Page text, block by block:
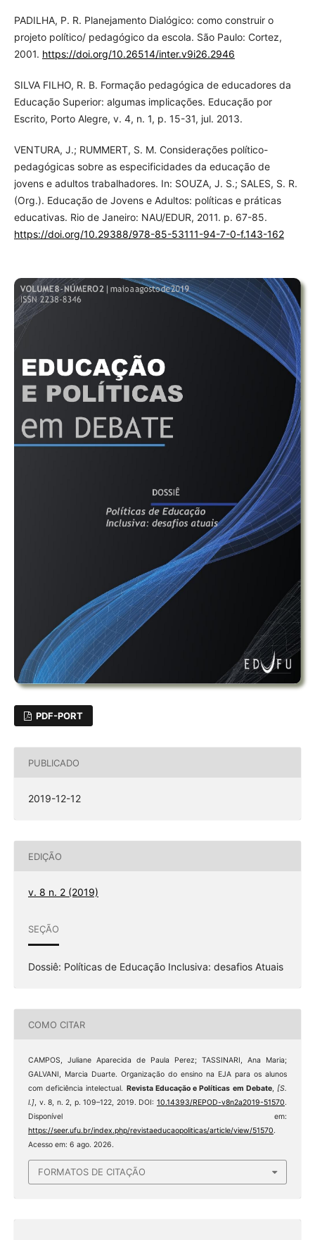
PADILHA, P. R. Planejamento Dialógico: como construir o
projeto político/ pedagógico da escola. São Paulo: Cortez,
2001. https://doi.org/10.26514/inter.v9i26.2946
SILVA FILHO, R. B. Formação pedagógica de educadores da
Educação Superior: algumas implicações. Educação por
Escrito, Porto Alegre, v. 4, n. 1, p. 15-31, jul. 2013.
VENTURA, J.; RUMMERT, S. M. Considerações político-
pedagógicas sobre as especificidades da educação de
jovens e adultos trabalhadores. In: SOUZA, J. S.; SALES, S. R.
(Org.). Educação de Jovens e Adultos: políticas e práticas
educativas. Rio de Janeiro: NAU/EDUR, 2011. p. 67-85.
https://doi.org/10.29388/978-85-53111-94-7-0-f.143-162
PDF-PORT
PUBLICADO
2019-12-12
EDIÇÃO
v. 8 n. 2 (2019)
SEÇÃO
Dossiê: Políticas de Educação Inclusiva: desafios Atuais
COMO CITAR
CAMPOS, Juliane Aparecida de Paula Perez; TASSINARI, Ana Maria;
GALVANI, Marcia Duarte. Organização do ensino na EJA para os alunos
com deficiência intelectual. Revista Educação e Políticas em Debate,[S.
l.], v. 8, n. 2, p. 109–122, 2019. DOI:10.14393/REPOD-v8n2a2019-51570.
Disponível em:
https://seer.ufu.br/index.php/revistaeducaopoliticas/article/view/51570.
Acesso em: 6 ago. 2026.
FORMATOS DE CITAÇÃO